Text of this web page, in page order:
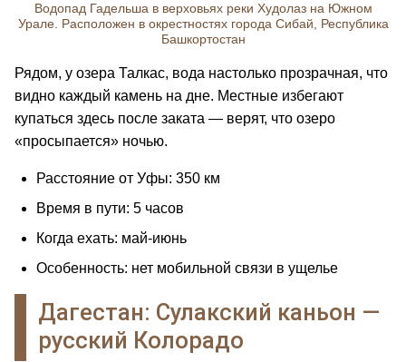
Водопад Гадельша в верховьях реки Худолаз на Южном
Урале. Расположен в окрестностях города Сибай, Республика
Башкортостан
Рядом, у озера Талкас, вода настолько прозрачная, что
видно каждый камень на дне. Местные избегают
купаться здесь после заката — верят, что озеро
«просыпается» ночью.
Расстояние от Уфы: 350 км
Время в пути: 5 часов
Когда ехать: май-июнь
Особенность: нет мобильной связи в ущелье
Дагестан: Сулакский каньон —
русский Колорадо